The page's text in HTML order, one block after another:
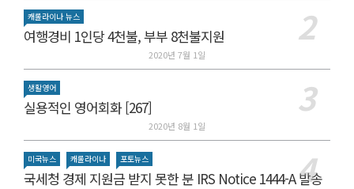
캐롤라이나 뉴스
여행경비 1인당 4천불, 부부 8천불지원
2020년 7월 1일
생활영어
실용적인 영어회화 [267]
2020년 8월 1일
미국뉴스 캐롤라이나 포토뉴스
국세청 경제 지원금 받지 못한 분 IRS Notice 1444-A 발송